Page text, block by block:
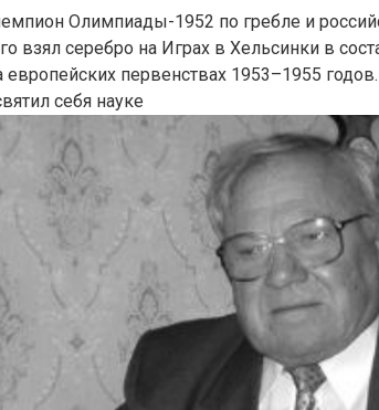
Олимпиады-1952 по гребле и
взял серебро на Играх в Хельсинки в
первенствах 1953–1955
себя науке